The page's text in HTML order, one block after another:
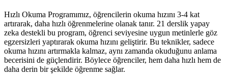
Hızlı Okuma Programımız, öğrencilerin okuma hızını 3-4 kat
artırarak, daha hızlı öğrenmelerine olanak tanır. 21 derslik yapay
zeka destekli bu program, öğrenci seviyesine uygun metinlerle göz
egzersizleri yaptırarak okuma hızını geliştirir. Bu teknikler, sadece
okuma hızını artırmakla kalmaz, aynı zamanda okuduğunu anlama
becerisini de güçlendirir. Böylece öğrenciler, hem daha hızlı hem de
daha derin bir şekilde öğrenme sağlar.